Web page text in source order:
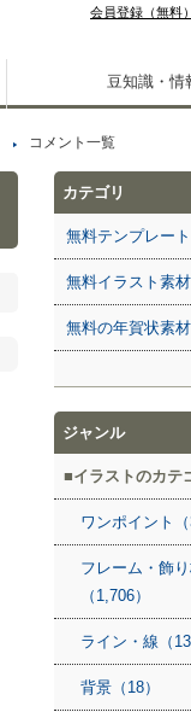
会員登録（無料）
豆知識・情
コメント一覧
カテゴリ
無料テンプレート
無料イラスト素材
無料の年賀状素材
ジャンル
イラストのカテ
ワンポイント（
フレーム・飾
（1,706）
ライン・線（
背景（18）